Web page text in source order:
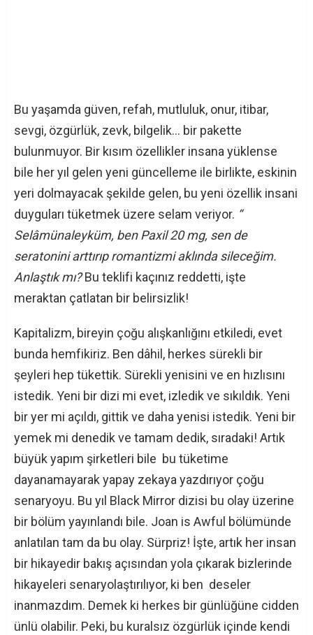
Bu yaşamda güven, refah, mutluluk, onur, itibar,
sevgi, özgürlük, zevk, bilgelik… bir pakette
bulunmuyor. Bir kısım özellikler insana yüklense
bile her yıl gelen yeni güncelleme ile birlikte, eskinin
yeri dolmayacak şekilde gelen, bu yeni özellik insani
duyguları tüketmek üzere selam veriyor. “
Selâmünaleyküm, ben Paxil 20 mg, sen de
seratonini arttırıp romantizmi aklında sileceğim.
Anlaştık mı?Bu teklifi kaçınız reddetti, işte
meraktan çatlatan bir belirsizlik!
Kapitalizm, bireyin çoğu alışkanlığını etkiledi, evet
bunda hemfikiriz. Ben dâhil, herkes sürekli bir
şeyleri hep tükettik. Sürekli yenisini ve en hızlısını
istedik. Yeni bir dizi mi evet, izledik ve sıkıldık. Yeni
bir yer mi açıldı, gittik ve daha yenisi istedik. Yeni bir
yemek mi denedik ve tamam dedik, sıradaki! Artık
büyük yapım şirketleri bile bu tüketime
dayanamayarak yapay zekaya yazdırıyor çoğu
senaryoyu. Bu yıl Black Mirror dizisi bu olay üzerine
bir bölüm yayınlandı bile. Joan is Awful bölümünde
anlatılan tam da bu olay. Sürpriz! İşte, artık her insan
bir hikayedir bakış açısından yola çıkarak bizlerinde
hikayeleri senaryolaştırılıyor, ki ben deseler
inanmazdım. Demek ki herkes bir günlüğüne cidden
ünlü olabilir. Peki, bu kuralsız özgürlük içinde kendi